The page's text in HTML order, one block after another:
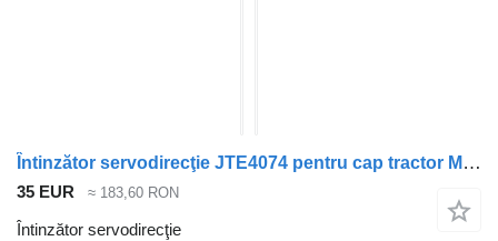
Întinzător servodirecţie JTE4074 pentru cap tractor Mercedes-Benz ACTROS MP4
35 EUR ≈ 183,60 RON
Întinzător servodirecţie